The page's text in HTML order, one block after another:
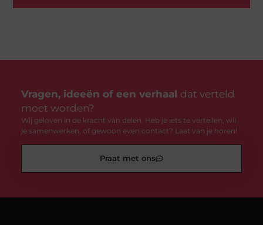
Vragen, ideeën of een verhaal dat verteld
moet worden?
Wij geloven in de kracht van delen. Heb je iets te vertellen, wil
je samenwerken, of gewoon even contact? Laat van je horen!
Praat met ons